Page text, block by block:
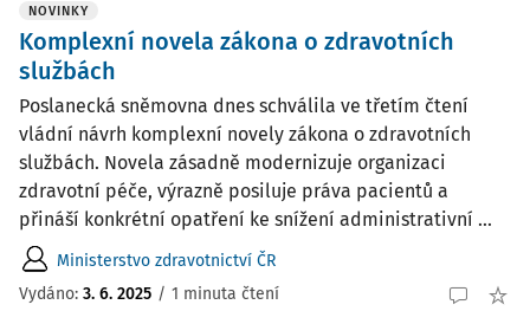
NOVINKY
Komplexní novela zákona o zdravotních
službách
Poslanecká sněmovna dnes schválila ve třetím čtení
vládní návrh komplexní novely zákona o zdravotních
službách. Novela zásadně modernizuje organizaci
zdravotní péče, výrazně posiluje práva pacientů a
přináší konkrétní opatření ke snížení administrativní ...
Ministerstvo zdravotnictví ČR
Vydáno: 3. 6. 2025 / 1 minuta čtení